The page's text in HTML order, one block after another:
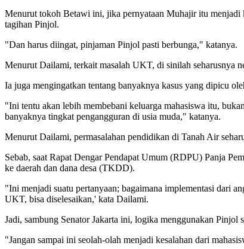
Menurut tokoh Betawi ini, jika pernyataan Muhajir itu menjadi
tagihan Pinjol.
"Dan harus diingat, pinjaman Pinjol pasti berbunga," katanya.
Menurut Dailami, terkait masalah UKT, di sinilah seharusnya
Ia juga mengingatkan tentang banyaknya kasus yang dipicu
"Ini tentu akan lebih membebani keluarga mahasiswa itu,
banyaknya tingkat pengangguran di usia muda," katanya.
Menurut Dailami, permasalahan pendidikan di Tanah Air
Sebab, saat Rapat Dengar Pendapat Umum (RDPU) Panja
ke daerah dan dana desa (TKDD).
"Ini menjadi suatu pertanyaan; bagaimana implementasi dari
UKT, bisa diselesaikan,' kata Dailami.
Jadi, sambung Senator Jakarta ini, logika menggunakan
"Jangan sampai ini seolah-olah menjadi kesalahan dari